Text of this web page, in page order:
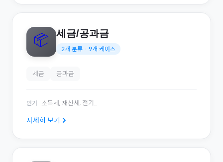
📦 세금/공과금
2개 분류 · 9개 케이스
세금 공과금
인기 소득세, 재산세, 전기 ...
자세히 보기